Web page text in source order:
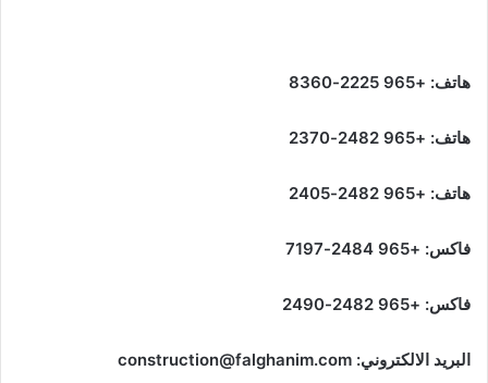
هاتف: +965 2225-8360
هاتف: +965 2482-2370
هاتف: +965 2482-2405
فاكس: +965 2484-7197
فاكس: +965 2482-2490
البريد الالكتروني: construction@falghanim.com